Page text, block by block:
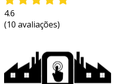
4.6
(10 avaliações)